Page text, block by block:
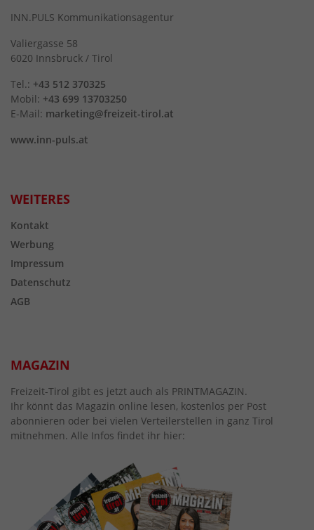
INN.PULS Kommunikationsagentur
Valiergasse 58
6020 Innsbruck / Tirol
Tel.: +43 512 370325
Mobil: +43 699 13703250
E-Mail: marketing@freizeit-tirol.at
www.inn-puls.at
WEITERES
Kontakt
Werbung
Impressum
Datenschutz
AGB
MAGAZIN
Freizeit-Tirol gibt es jetzt auch als PRINTMAGAZIN.
Ihr könnt das Magazin online lesen, kostenlos per Post
abonnieren oder bei vielen Verteilerstellen in ganz Tirol
mitnehmen. Alle Infos findet ihr hier: